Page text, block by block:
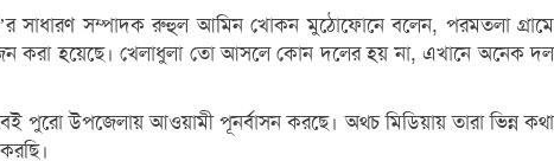
সাধারণ সম্পাদক রুহুল আমিন খোকন মুঠোফোনে বলেন, পরমতলা গ্রামে
করা হয়েছে। খেলাধুলা তো আসলে কোন দলের হয় না, এখানে অনেক দল
পুরো উপজেলায় আওয়ামী পূনর্বাসন করছে। অথচ মিডিয়ায় তারা ভিন্ন কথা